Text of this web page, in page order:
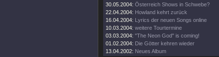
30.05.2004: Österreich Shows in Schwebe?
22.04.2004: Howland kehrt zurück
16.04.2004: Lyrics der neuen Songs online
10.03.2004: weitere Tourtermine
03.03.2004: "The Neon God" is coming!
01.02.2004: Die Götter kehren wieder
13.04.2002: Neues Album